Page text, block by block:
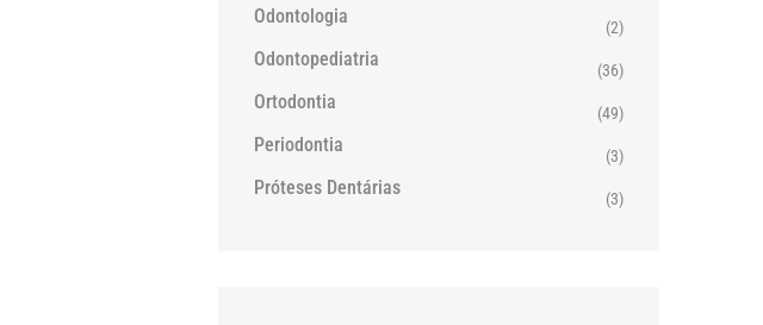
Odontologia (2)
Odontopediatria (36)
Ortodontia (49)
Periodontia (3)
Próteses Dentárias (3)